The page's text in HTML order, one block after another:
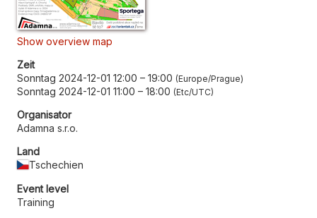
Show overview map
Zeit
Sonntag 2024-12-01 12:00 – 19:00 Europe/Prague
Sonntag 2024-12-01 11:00 – 18:00 Etc/UTC
Organisator
Adamna s.r.o.
Land
Tschechien
Event level
Training